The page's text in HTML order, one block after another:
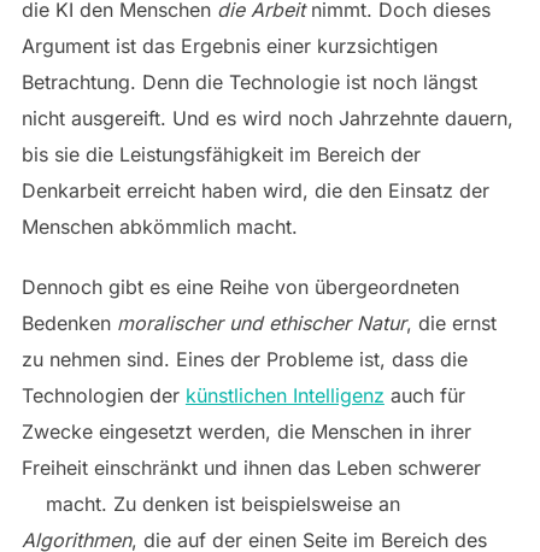
die KI den Menschen die Arbeitnimmt. Doch dieses
Argument ist das Ergebnis einer kurzsichtigen
Betrachtung. Denn die Technologie ist noch längst
nicht ausgereift. Und es wird noch Jahrzehnte dauern,
bis sie die Leistungsfähigkeit im Bereich der
Denkarbeit erreicht haben wird, die den Einsatz der
Menschen abkömmlich macht.
Dennoch gibt es eine Reihe von übergeordneten
Bedenken moralischer und ethischer Natur, die ernst
zu nehmen sind. Eines der Probleme ist, dass die
Technologien der künstlichen Intelligenz auch für
Zwecke eingesetzt werden, die Menschen in ihrer
Freiheit einschränkt und ihnen das Leben schwerer
macht. Zu denken ist beispielsweise an
Algorithmen, die auf der einen Seite im Bereich des